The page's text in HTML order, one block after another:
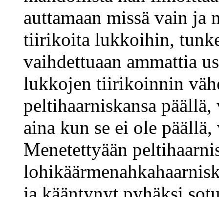
auttamaan missä vain ja
tiirikoita lukkoihin,
vaihdettuaan ammattia
lukkojen tiirikoinnin
peltihaarniskansa
aina kun se ei ole
Menetettyään